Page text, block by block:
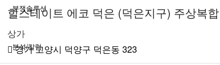
분쟁솔루션
분석/칼럼
힐스테이트 에코 덕은 (덕은지구) 주상복합
상가
경기 고양시 덕양구 덕은동 323